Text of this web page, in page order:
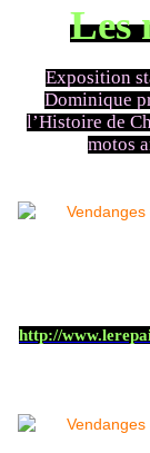
Les
Exposition
Dominique
l’Histoire de
motos
http://